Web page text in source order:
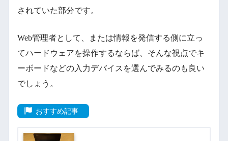
されていた部分です。
Web管理者として、または情報を発信する側に立っ
てハードウェアを操作するならば、そんな視点でキ
ーボードなどの入力デバイスを選んでみるのも良い
でしょう。
おすすめ記事